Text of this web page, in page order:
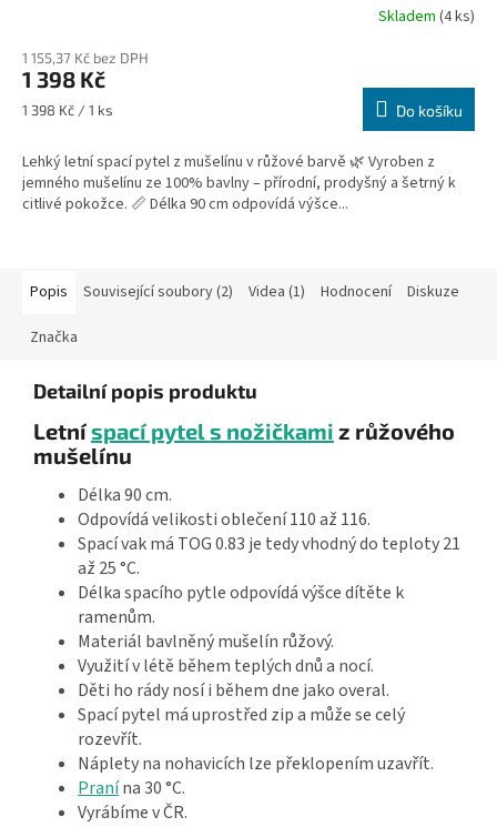
Skladem (4 ks)
1 155,37 Kč bez DPH
1 398 Kč
Měrná
1 398 Kč / 1 ks Do košíku
Lehký letní spací pytel z mušelínu v růžové barvě 🌿 Vyroben z
jemného mušelínu ze 100% bavlny – přírodní, prodyšný a šetrný k
citlivé pokožce. 📏 Délka 90 cm odpovídá výšce...
Popis Související soubory (2) Videa (1) Hodnocení Diskuze
Značka
Detailní popis produktu
Letníspací pytel s nožičkami z růžového
mušelínu
Délka 90 cm.
Odpovídá velikosti oblečení 110 až 116.
Spací vak má TOG 0.83 je tedy vhodný do teploty 21
až 25 °C.
Délka spacího pytle odpovídá výšce dítěte k
ramenům.
Materiál bavlněný mušelín růžový.
Využití v létě během teplých dnů a nocí.
Děti ho rády nosí i během dne jako overal.
Spací pytel má uprostřed zip a může se celý
rozevřít.
Náplety na nohavicích lze překlopením uzavřít.
Pranína 30 °C.
Vyrábíme v ČR.